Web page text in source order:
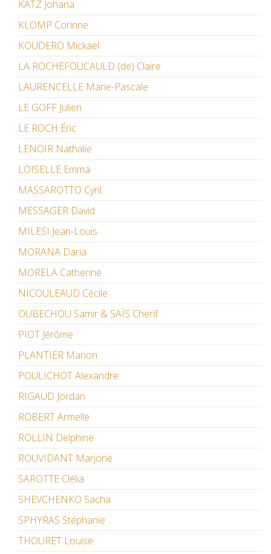
KATZ Johana
KLOMP Corinne
KOUDERO Mickaël
LA ROCHEFOUCAULD (de) Claire
LAURENCELLE Marie-Pascale
LE GOFF Julien
LE ROCH Éric
LENOIR Nathalie
LOISELLE Emma
MASSAROTTO Cyril
MESSAGER David
MILESI Jean-Louis
MORANA Daria
MORELA Catherine
NICOULEAUD Cécile
OUBECHOU Samir & SAÏS Cherif
PIOT Jérôme
PLANTIER Marion
POULICHOT Alexandre
RIGAUD Jordan
ROBERT Armelle
ROLLIN Delphine
ROUVIDANT Marjorie
SAROTTE Clélia
SHEVCHENKO Sacha
SPHYRAS Stéphanie
THOURET Louise